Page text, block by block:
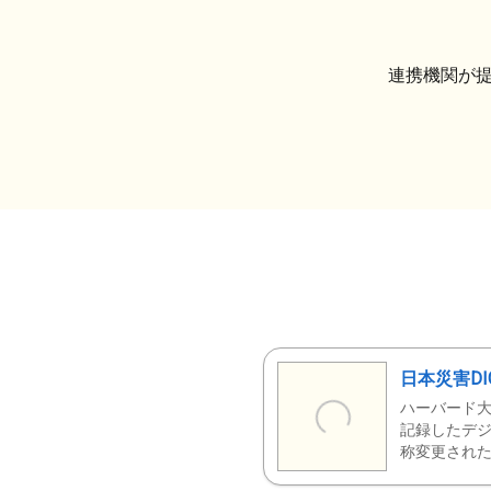
連携機関が
日本災害
ハーバード
記録したデ
称変更された